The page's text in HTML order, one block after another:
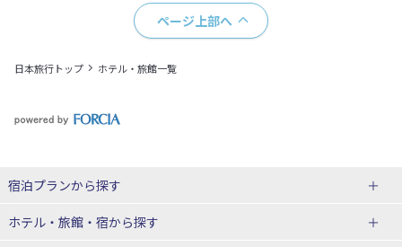
ページ上部へ
日本旅行トップ ホテル・旅館一覧
宿泊プランから探す
北海道
ホテル・旅館・宿から探す